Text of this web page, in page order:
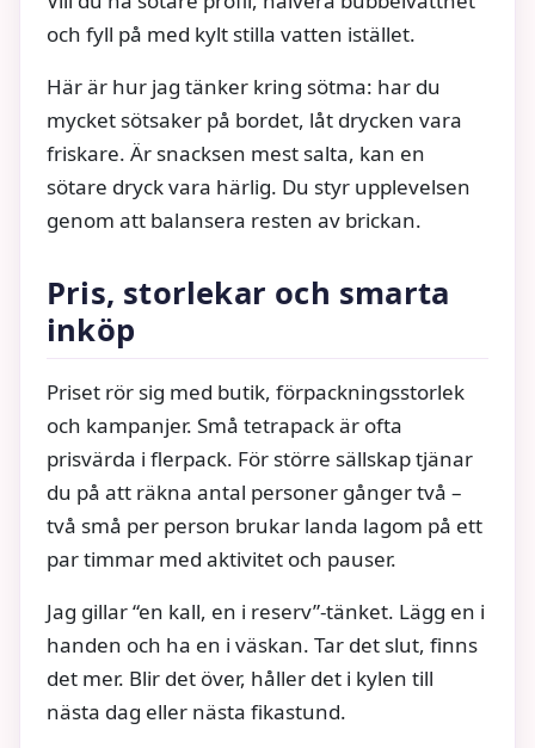
och fyll på med kylt stilla vatten istället.
Här är hur jag tänker kring sötma: har du
mycket sötsaker på bordet, låt drycken vara
friskare. Är snacksen mest salta, kan en
sötare dryck vara härlig. Du styr upplevelsen
genom att balansera resten av brickan.
Pris, storlekar och smarta
inköp
Priset rör sig med butik, förpackningsstorlek
och kampanjer. Små tetrapack är ofta
prisvärda i flerpack. För större sällskap tjänar
du på att räkna antal personer gånger två –
två små per person brukar landa lagom på ett
par timmar med aktivitet och pauser.
Jag gillar “en kall, en i reserv”-tänket. Lägg en i
handen och ha en i väskan. Tar det slut, finns
det mer. Blir det över, håller det i kylen till
nästa dag eller nästa fikastund.